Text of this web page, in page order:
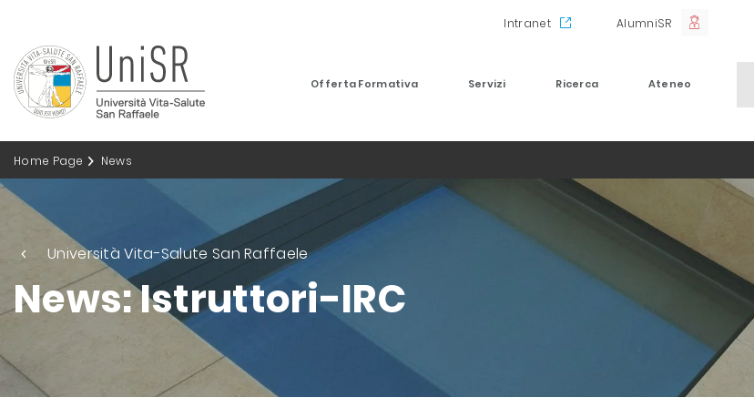
Intranet AlumniSR
Offerta Formativa Servizi Ricerca Ateneo
Home Page News
Università Vita-Salute San Raffaele
News: Istruttori-IRC